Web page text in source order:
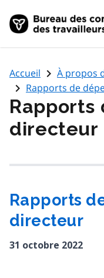
Accueil navigate_next À propos
navigate_next Rapports de
Rapports
directeur
Rapports
directeur
31 octobre 2022